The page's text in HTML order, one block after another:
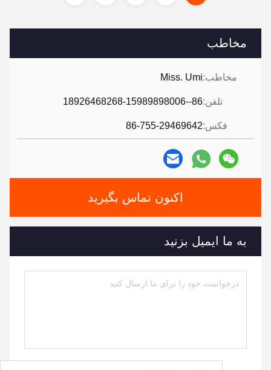
مخاطب
مخاطب:Miss. Umi
تلفن:86--18926468268-15989898006
فکس:86-755-29469642
اکنون تماس بگیرید
به ما ایمیل بزنید